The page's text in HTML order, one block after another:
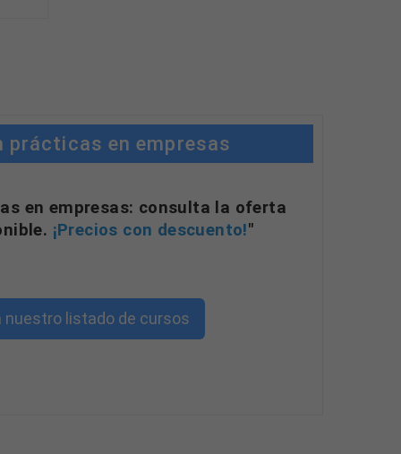
prácticas en empresas
en empresas: consulta la oferta
¡Precios con descuento!"
nuestro listado de cursos